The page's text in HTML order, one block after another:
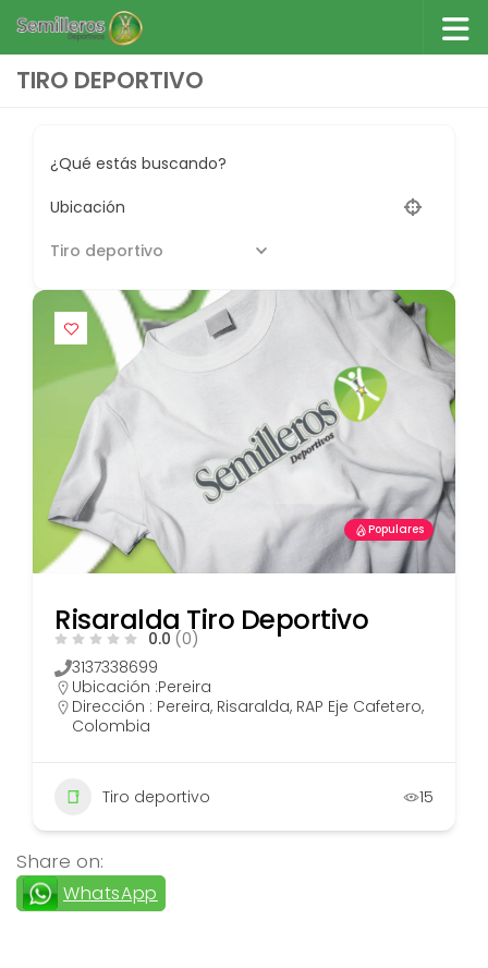
Saltar al contenido
TIRO DEPORTIVO
¿Qué estás buscando?
Ubicación
Tiro deportivo
Populares
Risaralda Tiro Deportivo
0.0 (0)
3137338699
Ubicación :Pereira
Dirección : Pereira, Risaralda, RAP Eje Cafetero,
Colombia
Tiro deportivo 15
Share on:
WhatsApp